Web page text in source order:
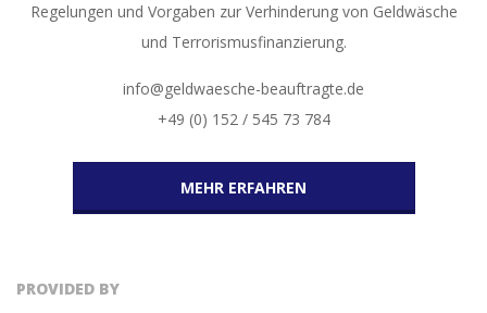
Regelungen und Vorgaben zur Verhinderung von Geldwäsche
und Terrorismusfinanzierung.
info@geldwaesche-beauftragte.de
+49 (0) 152 / 545 73 784
MEHR ERFAHREN
PROVIDED BY